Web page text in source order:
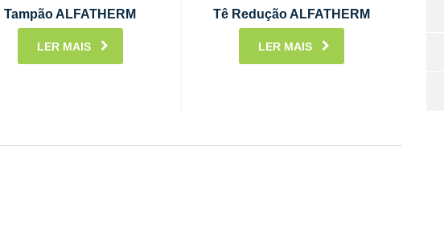
Tampão ALFATHERM
LER MAIS
Tê Redução ALFATHERM
LER MAIS